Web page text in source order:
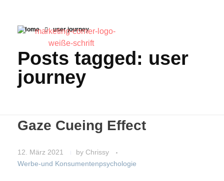
Home user journey
Posts tagged: user
journey
Gaze Cueing Effect
12. März 2021 by Chrissy
Werbe-und Konsumentenpsychologie